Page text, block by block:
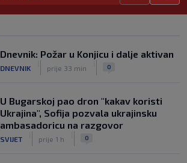
prije 2 h
Infantino nekada poručivao: "Novac
NOGOMET
|
prije 3 h
|
Dnevnik: Požar u Konjicu i dalje aktivan
DNEVNIK prije 33 min 0
U Bugarskoj pao dron "kakav koristi
Ukrajina", Sofija pozvala ukrajinsku
ambasadoricu na razgovor
SVIJET prije 1 h 0